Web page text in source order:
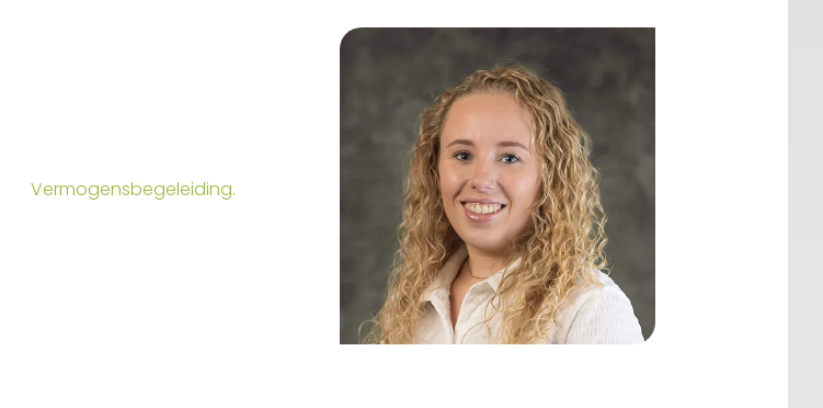
Vermogensbegeleiding.